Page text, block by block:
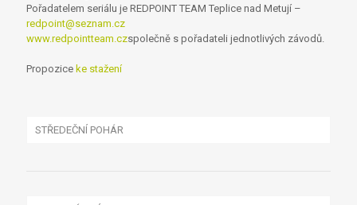
Pořadatelem seriálu je REDPOINT TEAM Teplice nad Metují –
redpoint@seznam.cz
www.redpointteam.czspolečně s pořadateli jednotlivých závodů.
Propozice ke stažení
STŘEDEČNÍ POHÁR